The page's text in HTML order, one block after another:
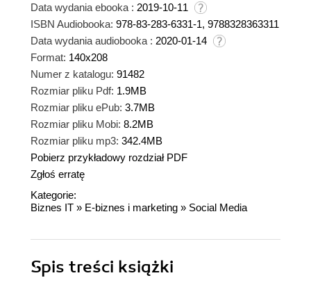
Data wydania ebooka : 2019-10-11
ISBN Audiobooka: 978-83-283-6331-1, 9788328363311
Data wydania audiobooka : 2020-01-14
Format: 140x208
Numer z katalogu: 91482
Rozmiar pliku Pdf: 1.9MB
Rozmiar pliku ePub: 3.7MB
Rozmiar pliku Mobi: 8.2MB
Rozmiar pliku mp3: 342.4MB
Pobierz przykładowy rozdział PDF
Zgłoś erratę
Kategorie:
Biznes IT » E-biznes i marketing » Social Media
Spis treści książki